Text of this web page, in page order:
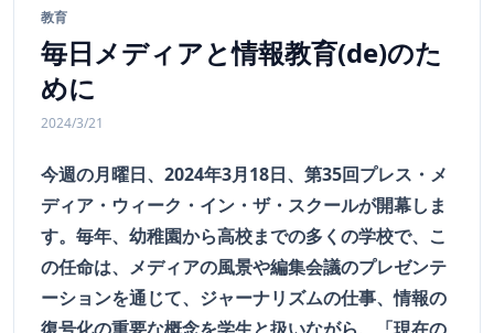
教育
毎日メディアと情報教育(de)のた
めに
2024/3/21
今週の月曜日、2024年3月18日、第35回プレス・メ
ディア・ウィーク・イン・ザ・スクールが開幕しま
す。毎年、幼稚園から高校までの多くの学校で、こ
の任命は、メディアの風景や編集会議のプレゼンテ
ーションを通じて、ジャーナリズムの仕事、情報の